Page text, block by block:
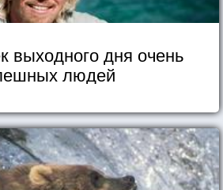
выходного дня очень
людей